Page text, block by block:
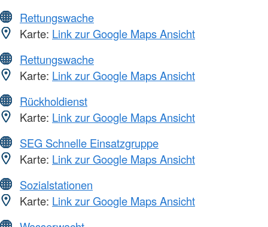
Rettungswache
Karte: Link zur Google Maps Ansicht
Rettungswache
Karte: Link zur Google Maps Ansicht
Rückholdienst
Karte: Link zur Google Maps Ansicht
SEG Schnelle Einsatzgruppe
Karte: Link zur Google Maps Ansicht
Sozialstationen
Karte: Link zur Google Maps Ansicht